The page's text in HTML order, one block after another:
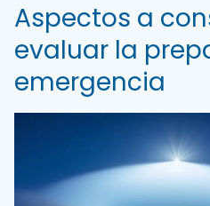
Aspectos a
evaluar la
emergencia